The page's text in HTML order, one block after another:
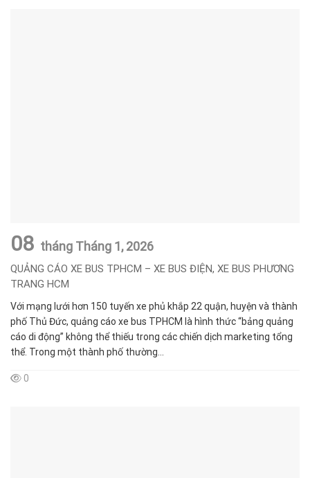
08 tháng Tháng 1, 2026
QUẢNG CÁO XE BUS TPHCM – XE BUS ĐIỆN, XE BUS PHƯƠNG
TRANG HCM
Với mạng lưới hơn 150 tuyến xe phủ khắp 22 quận, huyện và thành
phố Thủ Đức, quảng cáo xe bus TPHCM là hình thức “bảng quảng
cáo di động” không thể thiếu trong các chiến dịch marketing tổng
thể. Trong một thành phố thường...
0